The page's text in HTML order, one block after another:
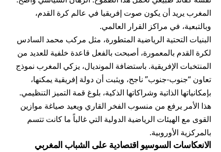
المغرب يريد أن يكون صوت إفريقيا في عالم كرة القدم،
وبالتبعية، في مراكز القرار العالمي.
البنيات التحتية الرياضية المتطورة، مثل مركب محمد السادس
لكرة القدم بالمعمورة، أصبحت بالفعل قاعدة خلفية للعديد من
المنتخبات الإفريقية. باستضافة المونديال، يزكي المغرب نموذج
تعاون “جنوب-جنوب” ناجح، ويثبت أن دولة إفريقية يمكنها،
بإمكانياتها الذاتية وشراكاتها الذكية، بلوغ قمة التميز التنظيمي.
هذا الأمر يرفع من منسوب الفخر القاري ويعيد صياغة موازين
القوى مع الهيئات الرياضية الدولية التي غالباً ما كانت تتسم
بالمركزية الأوروبية.
الانعكاسات السوسيو اقتصادية على الشباب المغربي